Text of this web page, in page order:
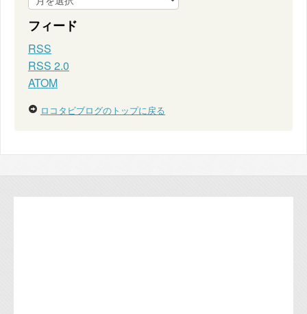
フィード
RSS
RSS 2.0
ATOM
ロコタビブログのトップに戻る